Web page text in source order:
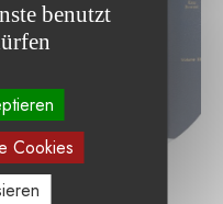
benutzt
Cookies